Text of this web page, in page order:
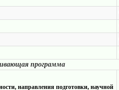
программа
направления подготовки, научной